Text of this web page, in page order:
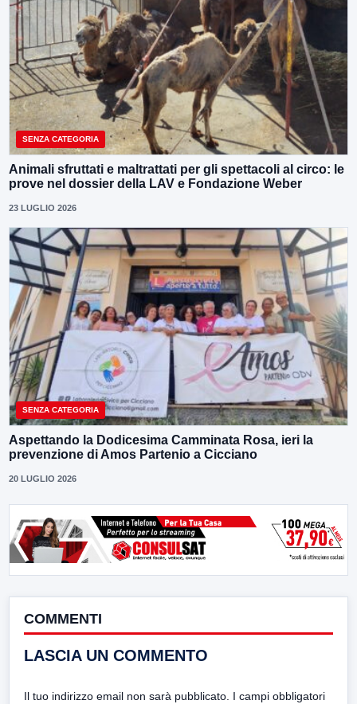
SENZA CATEGORIA
Animali sfruttati e maltrattati per gli spettacoli al circo: le
prove nel dossier della LAV e Fondazione Weber
23 LUGLIO 2026
SENZA CATEGORIA
Aspettando la Dodicesima Camminata Rosa, ieri la
prevenzione di Amos Partenio a Cicciano
20 LUGLIO 2026
COMMENTI
LASCIA UN COMMENTO
Il tuo indirizzo email non sarà pubblicato. I campi obbligatori